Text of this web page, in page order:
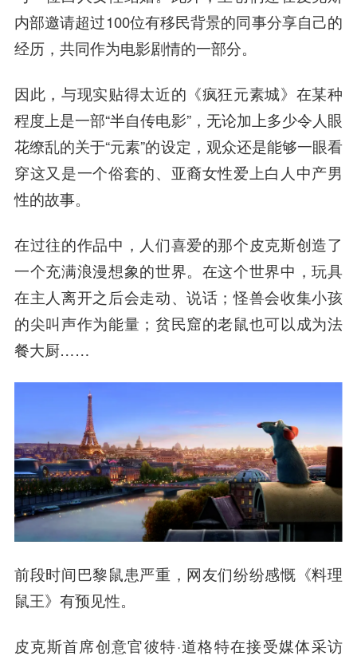
内部邀请超过100位有移民背景的同事分享自己的
经历，共同作为电影剧情的一部分。
因此，与现实贴得太近的《疯狂元素城》在某种
程度上是一部“半自传电影”，无论加上多少令人眼
花缭乱的关于“元素”的设定，观众还是能够一眼看
穿这又是一个俗套的、亚裔女性爱上白人中产男
性的故事。
在过往的作品中，人们喜爱的那个皮克斯创造了
一个充满浪漫想象的世界。在这个世界中，玩具
在主人离开之后会走动、说话；怪兽会收集小孩
的尖叫声作为能量；贫民窟的老鼠也可以成为法
餐大厨……
前段时间巴黎鼠患严重，网友们纷纷感慨《料理
鼠王》有预见性。
皮克斯首席创意官彼特·道格特在接受媒体采访